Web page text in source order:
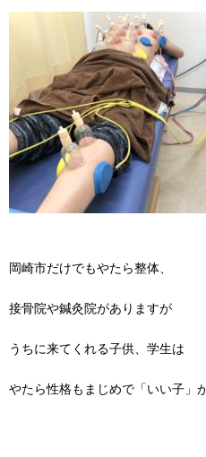
岡崎市だけでもやたら整体、
接骨院や鍼灸院がありますが
うちに来てくれる子供、学生は
やたら性格もまじめで「いい子」